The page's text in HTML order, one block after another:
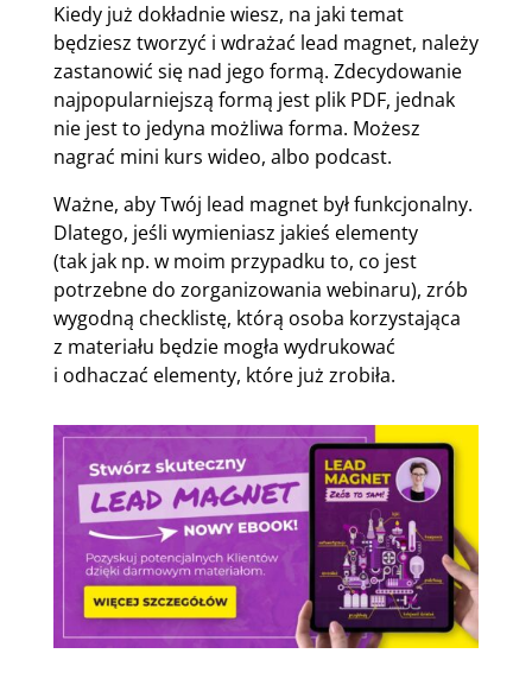
Kiedy już dokładnie wiesz, na jaki temat
będziesz tworzyć i wdrażać lead magnet, należy
zastanowić się nad jego formą. Zdecydowanie
najpopularniejszą formą jest plik PDF, jednak
nie jest to jedyna możliwa forma. Możesz
nagrać mini kurs wideo, albo podcast.
Ważne, aby Twój lead magnet był funkcjonalny.
Dlatego, jeśli wymieniasz jakieś elementy
(tak jak np. w moim przypadku to, co jest
potrzebne do zorganizowania webinaru), zrób
wygodną checklistę, którą osoba korzystająca
z materiału będzie mogła wydrukować
i odhaczać elementy, które już zrobiła.